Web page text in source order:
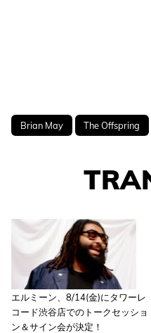
Brian May The Offspring
エルミーン、8/14(金)にタワーレ
コード渋谷店でのトークセッショ
ン＆サイン会が決定！